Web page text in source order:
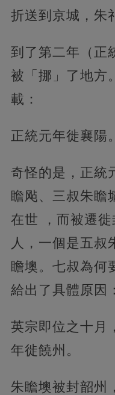
折送到京城，朱
到了第二年（正
被「挪」了地方
載：
正統元年徙襄陽。
奇怪的是，正統
瞻飐、三叔朱瞻
在世 ，而被遷
人，一個是五叔
瞻墺。七叔為何
給出了具體原因：
英宗即位之十月
年徙饒州。
朱瞻墺被封韶州